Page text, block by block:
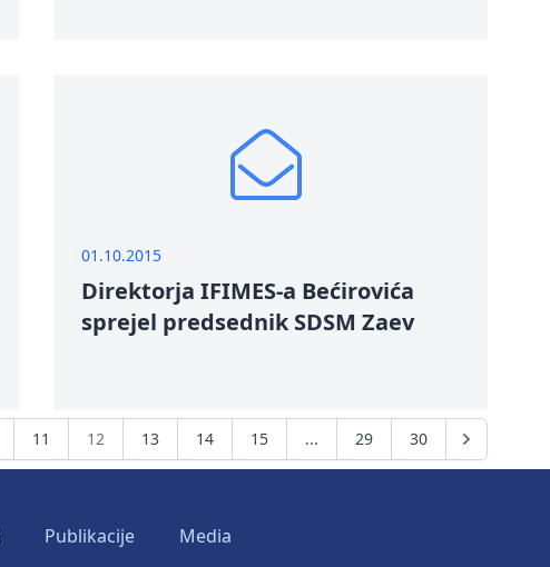
01.10.2015
Direktorja IFIMES-a Bećirovića
sprejel predsednik SDSM Zaev
11 12 13 14 15 ... 29 30
Publikacije Media